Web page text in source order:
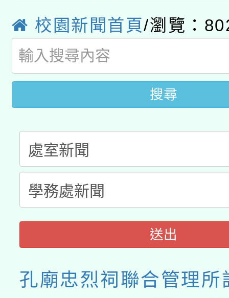
業成長研習」實施計畫
族教育國際趨勢與發展
新北市政府教育局辦理
師專業成長研習實施計
方素養工作坊新北場」
族語言臺北學習中心
「族語學習班」招生簡
轉知有關國立成功大學
文教學共融平台-教案
教育部國民及學前教育
年度COVID-19疫苗接
接種之民眾」措施，延
月28日止
校園新聞首頁/瀏覽：
搜尋
送出
孔廟忠烈祠聯合管理